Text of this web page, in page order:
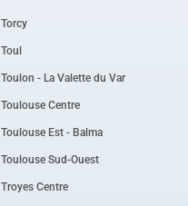
Torcy
Toul
Toulon - La Valette du Var
Toulouse Centre
Toulouse Est - Balma
Toulouse Sud-Ouest
Troyes Centre